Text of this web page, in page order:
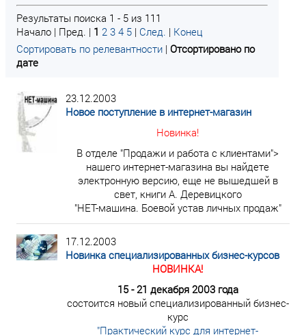
Результаты поиска 1 - 5 из 111
Начало | Пред. | 1 2 3 4 5 | След. | Конец
Сортировать по релевантности | Отсортировано по
дате
23.12.2003
Новое поступление в интернет-магазин
Новинка!
В отделе "Продажи и работа с клиентами">
нашего интернет-магазина вы найдете
электронную версию, еще не вышедшей в
свет, книги А. Деревицкого
"НЕТ-машина. Боевой устав личных продаж"
17.12.2003
Новинка специализированных бизнес-курсов
НОВИНКА!
15 - 21 декабря 2003 года
состоится новый специализированный бизнес-
курс
"Практический курс для интернет-